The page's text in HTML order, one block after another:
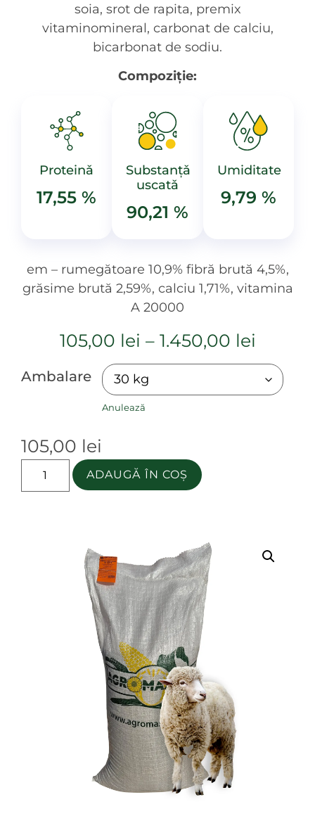
soia, srot de rapita, premix
vitaminomineral, carbonat de calciu,
bicarbonat de sodiu.
Compoziție:
Proteinǎ
17,55 %
Substanțǎ
uscatǎ
90,21 %
Umiditate
9,79 %
em – rumegătoare 10,9% fibră brută 4,5%,
grăsime brută 2,59%, calciu 1,71%, vitamina
A 20000
105,00 lei – 1.450,00 lei
Ambalare
Anulează
105,00 lei
ADAUGĂ ÎN COȘ